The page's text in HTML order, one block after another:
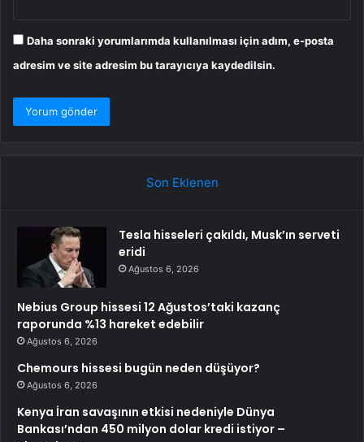
Daha sonraki yorumlarımda kullanılması için adım, e-posta
adresim ve site adresim bu tarayıcıya kaydedilsin.
Son Eklenen
Tesla hisseleri çakıldı, Musk’ın serveti
eridi
Ağustos 6, 2026
Nebius Group hissesi 12 Ağustos’taki kazanç
raporunda %13 hareket edebilir
Ağustos 6, 2026
Chemours hissesi bugün neden düşüyor?
Ağustos 6, 2026
Kenya İran savaşının etkisi nedeniyle Dünya
Bankası’ndan 450 milyon dolar kredi istiyor –